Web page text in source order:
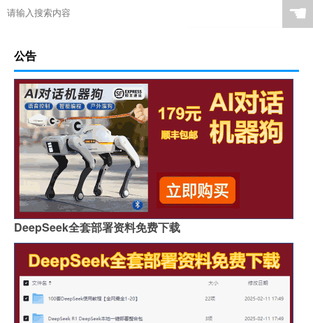
☚
公告
DeepSeek全套部署资料免费下载